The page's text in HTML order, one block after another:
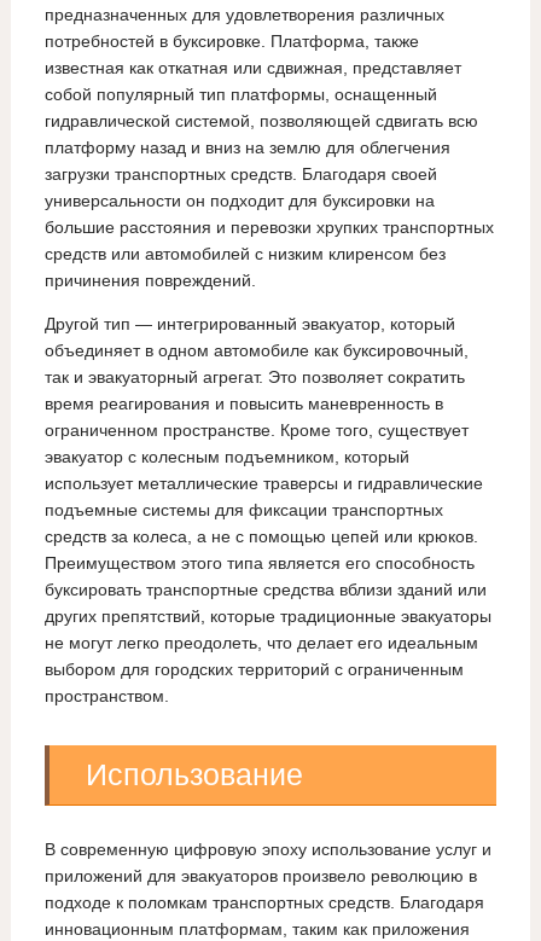
предназначенных для удовлетворения различных
потребностей в буксировке. Платформа, также
известная как откатная или сдвижная, представляет
собой популярный тип платформы, оснащенный
гидравлической системой, позволяющей сдвигать всю
платформу назад и вниз на землю для облегчения
загрузки транспортных средств. Благодаря своей
универсальности он подходит для буксировки на
большие расстояния и перевозки хрупких транспортных
средств или автомобилей с низким клиренсом без
причинения повреждений.
Другой тип — интегрированный эвакуатор, который
объединяет в одном автомобиле как буксировочный,
так и эвакуаторный агрегат. Это позволяет сократить
время реагирования и повысить маневренность в
ограниченном пространстве. Кроме того, существует
эвакуатор с колесным подъемником, который
использует металлические траверсы и гидравлические
подъемные системы для фиксации транспортных
средств за колеса, а не с помощью цепей или крюков.
Преимуществом этого типа является его способность
буксировать транспортные средства вблизи зданий или
других препятствий, которые традиционные эвакуаторы
не могут легко преодолеть, что делает его идеальным
выбором для городских территорий с ограниченным
пространством.
Использование
В современную цифровую эпоху использование услуг и
приложений для эвакуаторов произвело революцию в
подходе к поломкам транспортных средств. Благодаря
инновационным платформам, таким как приложения